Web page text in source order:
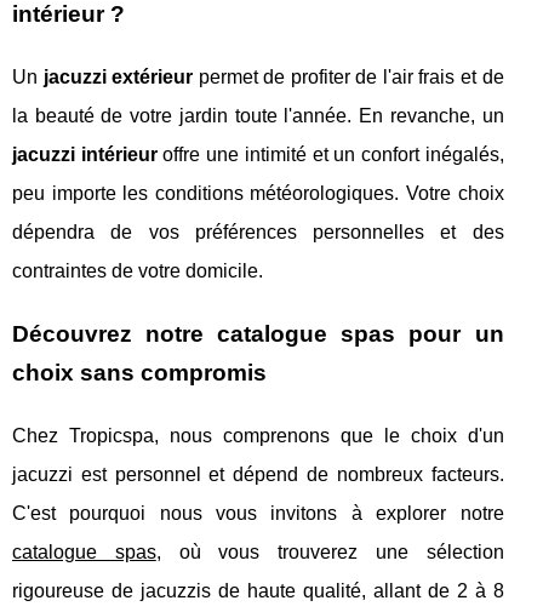
intérieur ?
Un jacuzzi extérieur permet de profiter de l'air frais et de
la beauté de votre jardin toute l'année. En revanche, un
jacuzzi intérieuroffre une intimité et un confort inégalés,
peu importe les conditions météorologiques. Votre choix
dépendra de vos préférences personnelles et des
contraintes de votre domicile.
Découvrez notre catalogue spas pour un
choix sans compromis
Chez Tropicspa, nous comprenons que le choix d'un
jacuzzi est personnel et dépend de nombreux facteurs.
C'est pourquoi nous vous invitons à explorer notre
catalogue spas, où vous trouverez une sélection
rigoureuse de jacuzzis de haute qualité, allant de 2 à 8